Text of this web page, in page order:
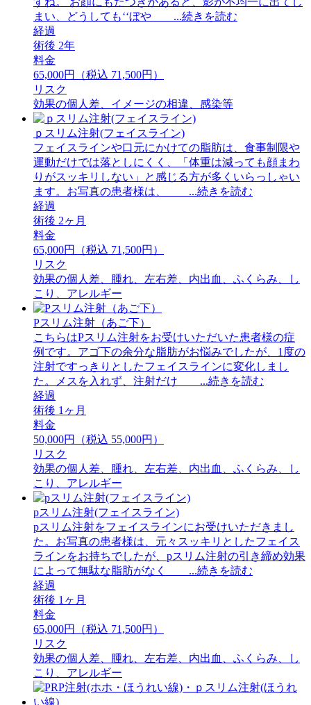
まい、どうしても‘‘ぼや ...続きを読む
経過
術後 2年
料金
65,000円（税込 71,500円）
リスク
効果の個人差、イメージの相違、感染等
ｐスリム注射(フェイスライン)
フェイスラインや口元にかけての脂肪は、食事制限や
運動だけでは落としにくく、「体重は減っても顔まわ
りがスッキリしない」と感じる方が多くいらっしゃい
ます。お写真の患者様は、 ...続きを読む
経過
術後 2ヶ月
料金
65,000円（税込 71,500円）
リスク
効果の個人差、腫れ、左右差、内出血、ふくらみ、し
こり、アレルギー
Pスリム注射（あご下）
こちらはPスリム注射をお受けいただいた患者様の症
例です。アゴ下の余分な脂肪がお悩みでしたが、1度の
注射ですっきりとしたフェイスラインに変化しまし
た。メスを入れず、注射だけ ...続きを読む
経過
術後 1ヶ月
料金
50,000円（税込 55,000円）
リスク
効果の個人差、腫れ、左右差、内出血、ふくらみ、し
こり、アレルギー
pスリム注射(フェイスライン)
pスリム注射をフェイスラインにお受けいただきまし
た。お写真の患者様は、元々スッキリとしたフェイス
ラインをお持ちでしたが、pスリム注射の引き締め効果
によって無駄な脂肪がなく ...続きを読む
経過
術後 1ヶ月
料金
65,000円（税込 71,500円）
リスク
効果の個人差、腫れ、左右差、内出血、ふくらみ、し
こり、アレルギー